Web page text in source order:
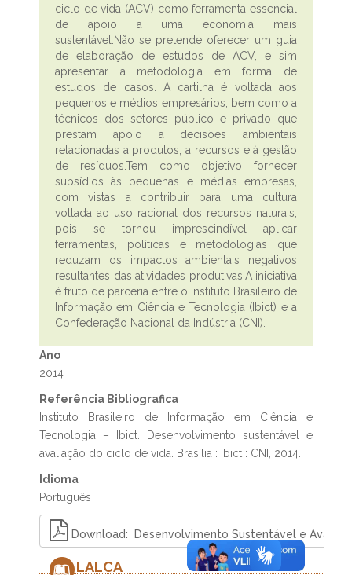
ciclo de vida (ACV) como ferramenta essencial
de apoio a uma economia mais
sustentável.Não se pretende oferecer um guia
de elaboração de estudos de ACV, e sim
apresentar a metodologia em forma de
estudos de casos. A cartilha é voltada aos
pequenos e médios empresários, bem como a
técnicos dos setores público e privado que
prestam apoio a decisões ambientais
relacionadas a produtos, a recursos e à gestão
de resíduos.Tem como objetivo fornecer
subsídios às pequenas e médias empresas,
com vistas a contribuir para uma cultura
voltada ao uso racional dos recursos naturais,
pois se tornou imprescindível aplicar
ferramentas, políticas e metodologias que
reduzam os impactos ambientais negativos
resultantes das atividades produtivas.A iniciativa
é fruto de parceria entre o Instituto Brasileiro de
Informação em Ciência e Tecnologia (Ibict) e a
Confederação Nacional da Indústria (CNI).
Ano
2014
Referência Bibliografica
Instituto Brasileiro de Informação em Ciência e
Tecnologia – Ibict. Desenvolvimento sustentável e
avaliação do ciclo de vida. Brasília : Ibict : CNI, 2014.
Idioma
Português
Download: Desenvolvimento Sustentável e
LALCA